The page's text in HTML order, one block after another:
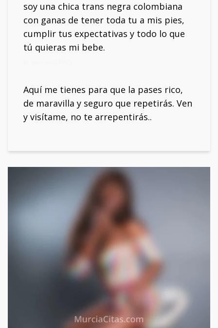
soy una chica trans negra colombiana
con ganas de tener toda tu a mis pies,
cumplir tus expectativas y todo lo que
tú quieras mi bebe.
Aquí me tienes para que la pases rico,
de maravilla y seguro que repetirás. Ven
y visítame, no te arrepentirás..